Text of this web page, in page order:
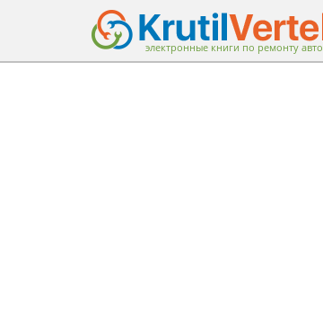
электронные книги по ремонту авто